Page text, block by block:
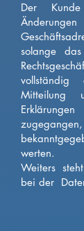
Der
solange das
Mitteilung
werten.
Weiters
bei der